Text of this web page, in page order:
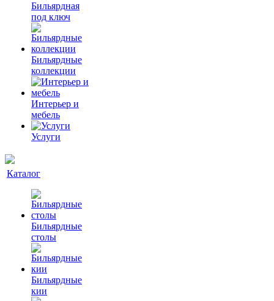
Бильярдная
под ключ
Бильярдные
коллекции
Интерьер и
мебель
Услуги
Каталог
Бильярдные
столы
Бильярдные
кии